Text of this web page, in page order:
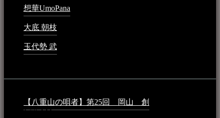
想華UmoPana
大底 朝枝
玉代勢 武
【八重山の唄者】第25回 岡山 創
1:50 AM